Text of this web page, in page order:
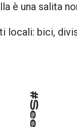
è una salita
locali: bici,